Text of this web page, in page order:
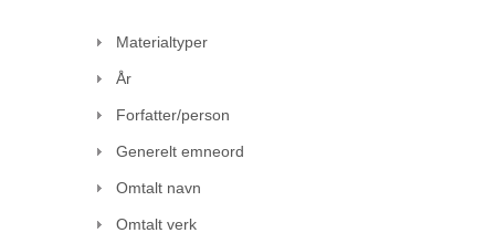
Materialtyper
År
Forfatter/person
Generelt emneord
Omtalt navn
Omtalt verk